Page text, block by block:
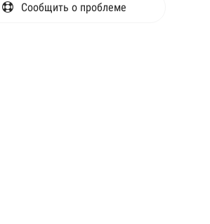
Сообщить о проблеме